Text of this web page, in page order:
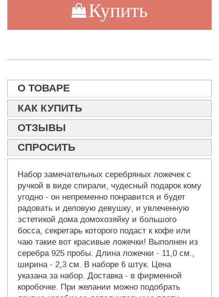
Купить
О ТОВАРЕ
КАК КУПИТЬ
ОТЗЫВЫ
СПРОСИТЬ
Набор замечательных серебряных ложечек с
ручкой в виде спирали, чудесный подарок кому
угодно - он непременно понравится и будет
радовать и деловую девушку, и увлеченную
эстетикой дома домохозяйку и большого
босса, секретарь которого подаст к кофе или
чаю такие вот красивые ложечки! Выполнен из
серебра 925 пробы. Длина ложечки - 11,0 см.,
ширина - 2,3 см. В наборе 6 штук. Цена
указана за набор. Доставка - в фирменной
коробочке. При желании можно подобрать